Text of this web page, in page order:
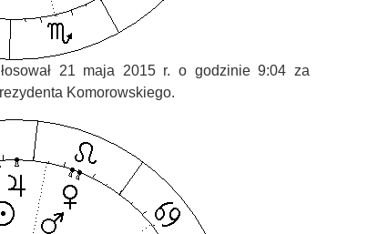
21 maja 2015 r. o godzinie 9:04 za
Komorowskiego.